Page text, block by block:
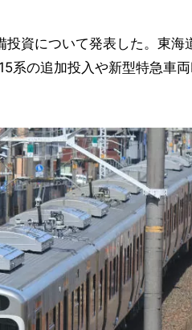
資について発表した。東海
系の追加投入や新型特急車